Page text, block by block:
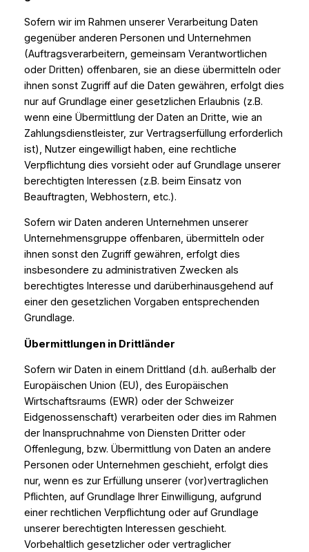
Sofern wir im Rahmen unserer Verarbeitung Daten
gegenüber anderen Personen und Unternehmen
(Auftragsverarbeitern, gemeinsam Verantwortlichen
oder Dritten) offenbaren, sie an diese übermitteln oder
ihnen sonst Zugriff auf die Daten gewähren, erfolgt dies
nur auf Grundlage einer gesetzlichen Erlaubnis (z.B.
wenn eine Übermittlung der Daten an Dritte, wie an
Zahlungsdienstleister, zur Vertragserfüllung erforderlich
ist), Nutzer eingewilligt haben, eine rechtliche
Verpflichtung dies vorsieht oder auf Grundlage unserer
berechtigten Interessen (z.B. beim Einsatz von
Beauftragten, Webhostern, etc.).
Sofern wir Daten anderen Unternehmen unserer
Unternehmensgruppe offenbaren, übermitteln oder
ihnen sonst den Zugriff gewähren, erfolgt dies
insbesondere zu administrativen Zwecken als
berechtigtes Interesse und darüberhinausgehend auf
einer den gesetzlichen Vorgaben entsprechenden
Grundlage.
Übermittlungen in Drittländer
Sofern wir Daten in einem Drittland (d.h. außerhalb der
Europäischen Union (EU), des Europäischen
Wirtschaftsraums (EWR) oder der Schweizer
Eidgenossenschaft) verarbeiten oder dies im Rahmen
der Inanspruchnahme von Diensten Dritter oder
Offenlegung, bzw. Übermittlung von Daten an andere
Personen oder Unternehmen geschieht, erfolgt dies
nur, wenn es zur Erfüllung unserer (vor)vertraglichen
Pflichten, auf Grundlage Ihrer Einwilligung, aufgrund
einer rechtlichen Verpflichtung oder auf Grundlage
unserer berechtigten Interessen geschieht.
Vorbehaltlich gesetzlicher oder vertraglicher